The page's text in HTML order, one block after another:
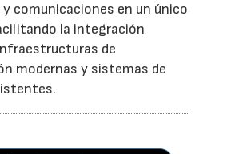
comunicaciones en un único
la integración
de
modernas y sistemas de